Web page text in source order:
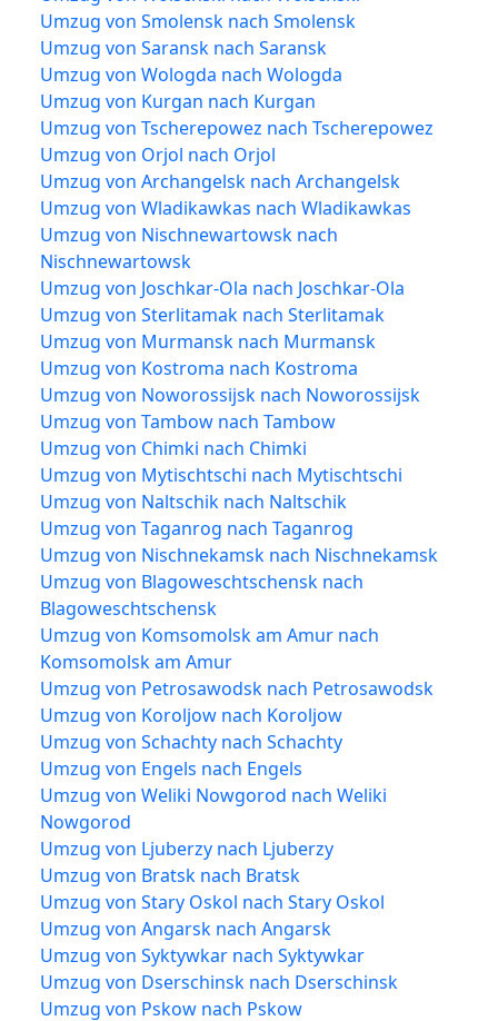
Umzug von Smolensk nach Smolensk
Umzug von Saransk nach Saransk
Umzug von Wologda nach Wologda
Umzug von Kurgan nach Kurgan
Umzug von Tscherepowez nach Tscherepowez
Umzug von Orjol nach Orjol
Umzug von Archangelsk nach Archangelsk
Umzug von Wladikawkas nach Wladikawkas
Umzug von Nischnewartowsk nach
Nischnewartowsk
Umzug von Joschkar-Ola nach Joschkar-Ola
Umzug von Sterlitamak nach Sterlitamak
Umzug von Murmansk nach Murmansk
Umzug von Kostroma nach Kostroma
Umzug von Noworossijsk nach Noworossijsk
Umzug von Tambow nach Tambow
Umzug von Chimki nach Chimki
Umzug von Mytischtschi nach Mytischtschi
Umzug von Naltschik nach Naltschik
Umzug von Taganrog nach Taganrog
Umzug von Nischnekamsk nach Nischnekamsk
Umzug von Blagoweschtschensk nach
Blagoweschtschensk
Umzug von Komsomolsk am Amur nach
Komsomolsk am Amur
Umzug von Petrosawodsk nach Petrosawodsk
Umzug von Koroljow nach Koroljow
Umzug von Schachty nach Schachty
Umzug von Engels nach Engels
Umzug von Weliki Nowgorod nach Weliki
Nowgorod
Umzug von Ljuberzy nach Ljuberzy
Umzug von Bratsk nach Bratsk
Umzug von Stary Oskol nach Stary Oskol
Umzug von Angarsk nach Angarsk
Umzug von Syktywkar nach Syktywkar
Umzug von Dserschinsk nach Dserschinsk
Umzug von Pskow nach Pskow